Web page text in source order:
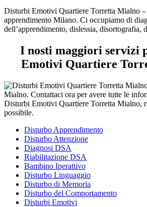
Disturbi Emotivi Quartiere Torretta Mialno
apprendimento Milano. Ci occupiamo di
dell’apprendimento, dislessia, disortografia,
I nosti maggiori servizi
Emotivi Quartiere
Disturbo Apprendimento
Disturbo Attenzione
Diagnosi DSA
Riabilitazione DSA
Bambino Iperattivo
Disturbo Linguaggio
Disturbo di Memoria
Disturbo del Comportamento
Disturbi Emotivi